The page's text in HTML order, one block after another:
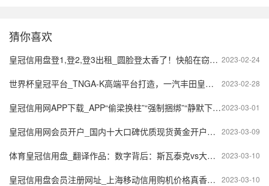
猜你喜欢
2023-02-24
皇冠信用盘登1,登2,登3出租_圆脸登太香了！快船在窃喜！76人在流泪！湖人在后悔！
2023-02-28
世界杯皇冠平台_TNGA-K高端平台打造，一汽丰田皇冠陆放表现出色
2023-03-01
皇冠信用网APP下载_APP“偷梁换柱”“强制捆绑”“静默下载”？
2023-03-09
皇冠信用网会员开户_国内十大口碑优质现货黄金开户平台排名（最新版汇总）
2023-03-10
体育皇冠信用盘_翻译作品：数字背后：斯瓦泰克vs大坂娜奥米
2023-03-10
皇冠信用盘会员注册网址_上海移动信用购机价格真香！最高直降8000元，靠谱！